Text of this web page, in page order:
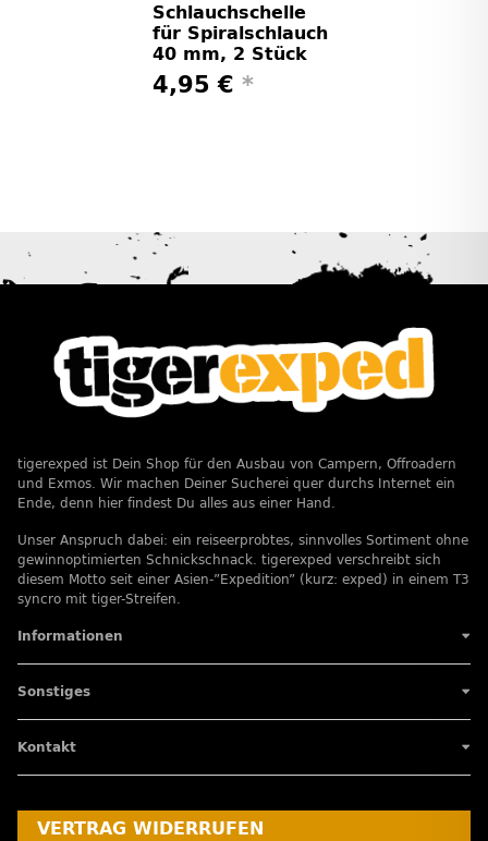
Schlauchschelle
für Spiralschlauch
40 mm, 2 Stück
4,95 € *
tigerexped ist Dein Shop für den Ausbau von Campern, Offroadern
und Exmos. Wir machen Deiner Sucherei quer durchs Internet ein
Ende, denn hier findest Du alles aus einer Hand.
Unser Anspruch dabei: ein reiseerprobtes, sinnvolles Sortiment ohne
gewinnoptimierten Schnickschnack. tigerexped verschreibt sich
diesem Motto seit einer Asien-”Expedition” (kurz: exped) in einem T3
syncro mit tiger-Streifen.
Informationen
Sonstiges
Kontakt
VERTRAG WIDERRUFEN